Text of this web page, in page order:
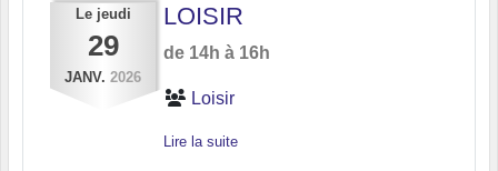
Le jeudi
29
JANV. 2026
LOISIR
de 14h à 16h
Loisir
Lire la suite